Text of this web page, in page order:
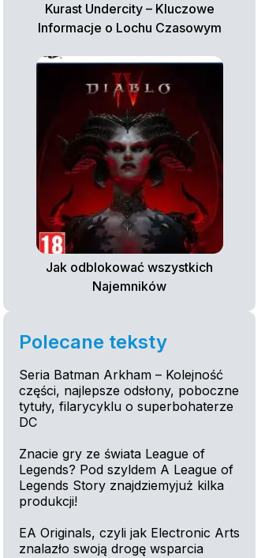
Kurast Undercity – Kluczowe
Informacje o Lochu Czasowym
Jak odblokować wszystkich
Najemników
Polecane teksty
Seria Batman Arkham – Kolejność
części, najlepsze odsłony, poboczne
tytuły, filarycyklu o superbohaterze
DC
Znacie gry ze świata League of
Legends? Pod szyldem A League of
Legends Story znajdziemyjuż kilka
produkcji!
EA Originals, czyli jak Electronic Arts
znalazło swoją drogę wsparcia